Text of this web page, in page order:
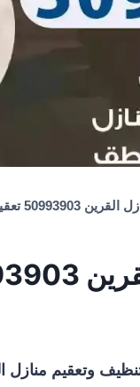
تعقيم منازل وشقق
وشقق
وتعقيم منازل